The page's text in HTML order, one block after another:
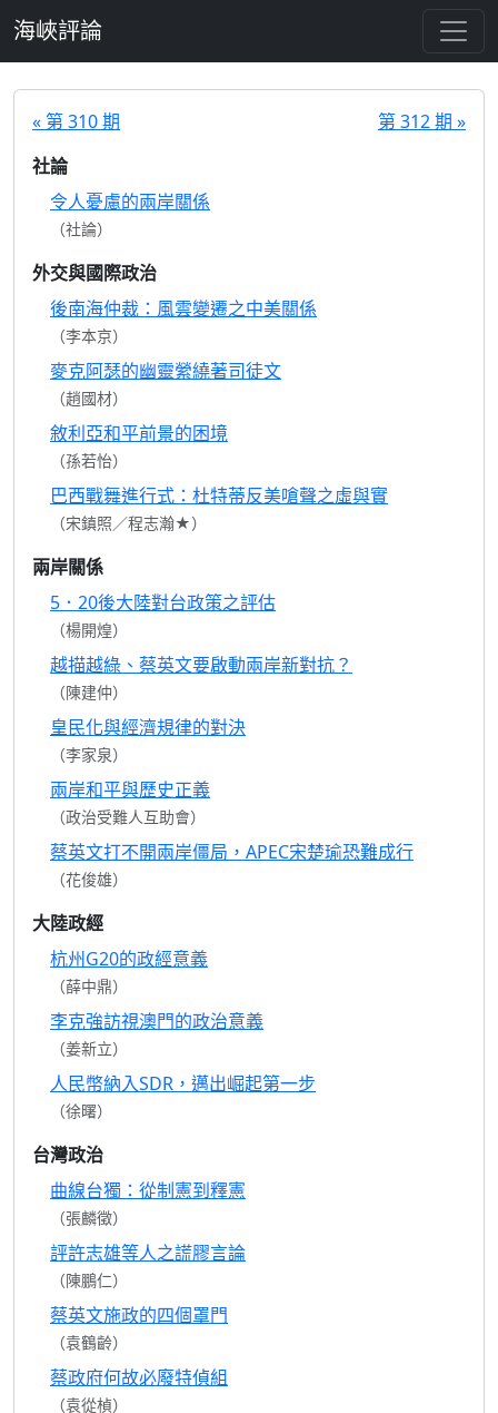
海峽評論
« 第 310 期
第 312 期 »
社論
令人憂慮的兩岸關係
（社論）
外交與國際政治
後南海仲裁：風雲變遷之中美關係
（李本京）
麥克阿瑟的幽靈縈繞著司徒文
（趙國材）
敘利亞和平前景的困境
（孫若怡）
巴西戰舞進行式：杜特蒂反美嗆聲之虛與實
（宋鎮照／程志瀚★）
兩岸關係
5．20後大陸對台政策之評估
（楊開煌）
越描越綠、蔡英文要啟動兩岸新對抗？
（陳建仲）
皇民化與經濟規律的對決
（李家泉）
兩岸和平與歷史正義
（政治受難人互助會）
蔡英文打不開兩岸僵局，APEC宋楚瑜恐難成行
（花俊雄）
大陸政經
杭州G20的政經意義
（薛中鼎）
李克強訪視澳門的政治意義
（姜新立）
人民幣納入SDR，邁出崛起第一步
（徐曙）
台灣政治
曲線台獨：從制憲到釋憲
（張麟徵）
評許志雄等人之謊膠言論
（陳鵬仁）
蔡英文施政的四個罩門
（袁鶴齡）
蔡政府何故必廢特偵組
（袁從楨）